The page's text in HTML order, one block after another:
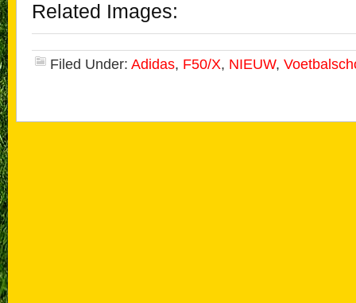
Related Images:
Filed Under: Adidas, F50/X, NIEUW,